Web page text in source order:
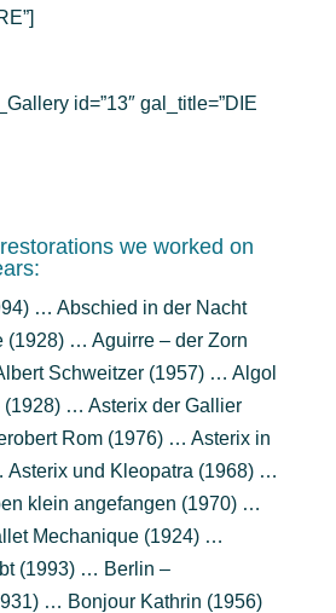
id=”13″ gal_title=”DIE
we worked on
… Abschied in der Nacht
… Aguirre – der Zorn
Schweitzer (1957) … Algol
… Asterix der Gallier
Rom (1976) … Asterix in
und Kleopatra (1968) …
klein angefangen (1970) …
Mechanique (1924) …
(1993) … Berlin –
… Bonjour Kathrin (1956)